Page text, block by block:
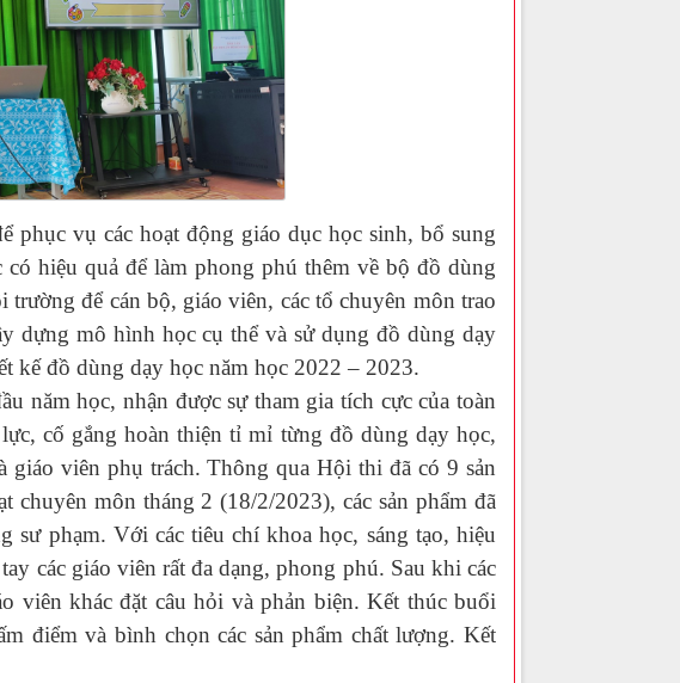
vụ các hoạt động giáo dục học sinh, bổ sung
hiệu quả để làm phong phú thêm về bộ đồ dùng
để cán bộ, giáo viên, các tổ chuyên môn trao
dựng mô hình học cụ thể và sử dụng đồ dùng dạy
kế đồ dùng dạy học năm học 2022 – 2023.
học, nhận được sự tham gia tích cực của toàn
cố gắng hoàn thiện tỉ mỉ từng đồ dùng dạy học,
giáo viên phụ trách. Thông qua Hội thi đã có 9 sản
môn tháng 2 (18/2/2023), các sản phẩm đã
sư phạm. Với các tiêu chí khoa học, sáng tạo, hiệu
các giáo viên rất đa dạng, phong phú. Sau khi các
viên khác đặt câu hỏi và phản biện. Kết thúc buổi
điểm và bình chọn các sản phẩm chất lượng. Kết